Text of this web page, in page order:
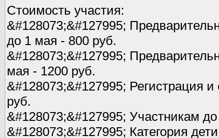
Стоимость участия:
&#128073;&#127995;
до 1 мая - 800 руб.
&#128073;&#127995;
мая - 1200 руб.
&#128073;&#127995; Регистрация
руб.
&#128073;&#127995; Участникам
&#128073;&#127995; Категория